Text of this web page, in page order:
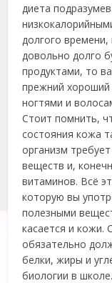
диета
долгого
довольно долго
продуктами, то
прежний хороший
ногтями и
Стоит помнить,
состояния кожа
организм
веществ и,
витаминов. Всё
которую вы
полезными
касается и кожи.
обязательно
белки, жиры и
биологии в